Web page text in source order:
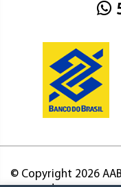
© Copyright 2026